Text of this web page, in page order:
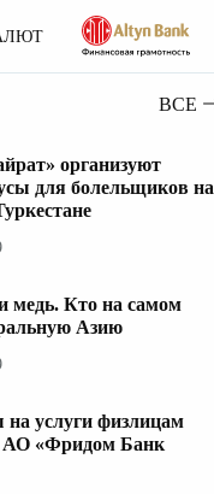
ВСЕ
организуют
для болельщиков на
медь. Кто на самом
Азию
услуги физлицам
АО «Фридом Банк